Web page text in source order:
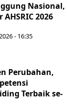
Nasional,
2026
- 16:35
Perubahan,
Terbaik se-